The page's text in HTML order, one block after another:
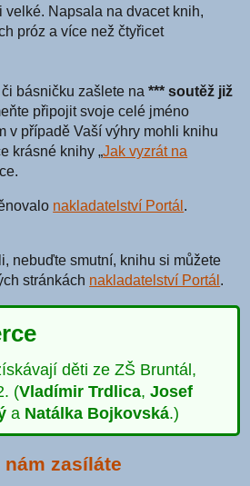
velké. Napsala na dvacet knih,
próz a více než čtyřicet
básničku zašlete na*** soutěž již
připojit svoje celé jméno
v případě Vaší výhry mohli knihu
krásné knihy „Jak vyzrát na
nakladatelství Portál .
nebuďte smutní, knihu si můžete
stránkách nakladatelství Portál .
děti ze ZŠ Bruntál,
(Vladímir Trdlica,Josef
a Natálka Bojkovská.)
zasíláte